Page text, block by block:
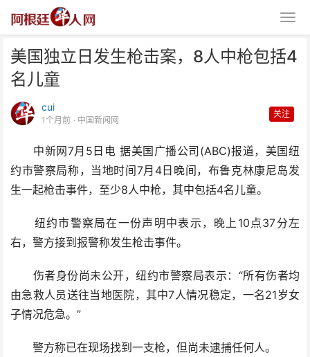
美国独立日发生枪击案，8人中枪包括4
名儿童
cui
1个月前 · 中国新闻网
关注
中新网7月5日电 据美国广播公司(ABC)报道，美国纽
约市警察局称，当地时间7月4日晚间，布鲁克林康尼岛发
生一起枪击事件，至少8人中枪，其中包括4名儿童。
纽约市警察局在一份声明中表示，晚上10点37分左
右，警方接到报警称发生枪击事件。
伤者身份尚未公开，纽约市警察局表示：“所有伤者均
由急救人员送往当地医院，其中7人情况稳定，一名21岁女
子情况危急。”
警方称已在现场找到一支枪，但尚未逮捕任何人。
美国独立日发生枪击案，8人中枪
包括4名儿童